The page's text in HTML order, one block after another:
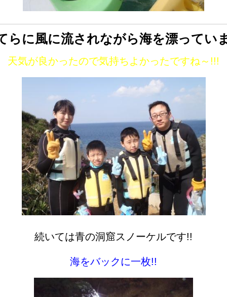
らに風に流されながら海を漂ってい
天気が良かったので気持ちよかったですね～!!!
続いては青の洞窟スノーケルです!!
海をバックに一枚!!